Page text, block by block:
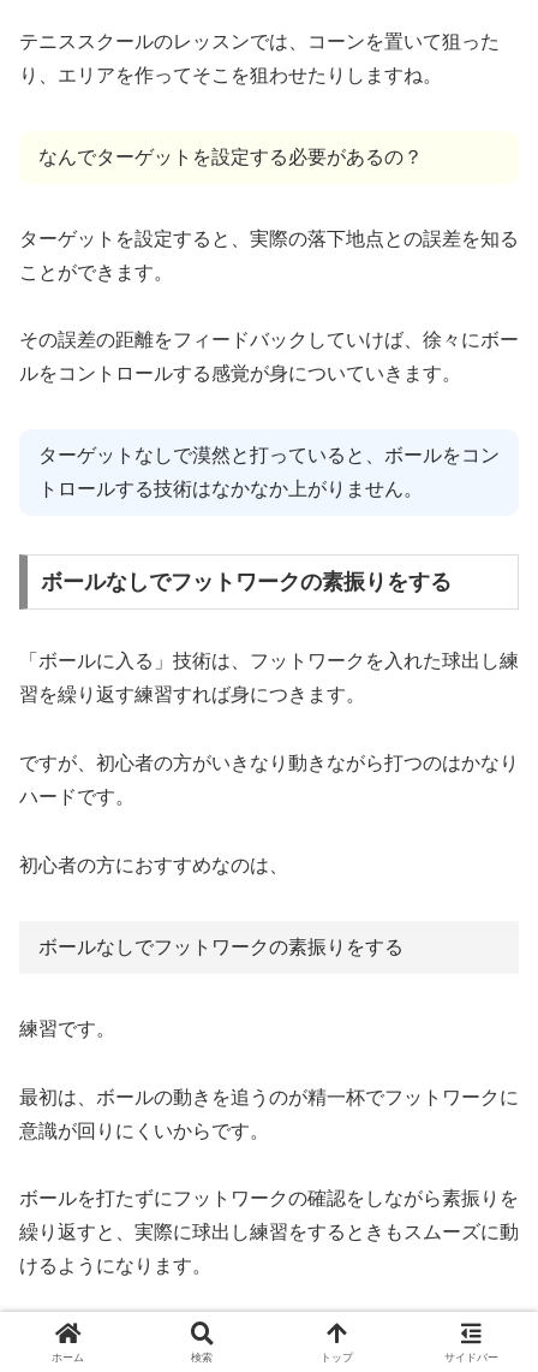
テニススクールのレッスンでは、コーンを置いて狙った
り、エリアを作ってそこを狙わせたりしますね。
なんでターゲットを設定する必要があるの？
ターゲットを設定すると、実際の落下地点との誤差を知る
ことができます。
その誤差の距離をフィードバックしていけば、徐々にボー
ルをコントロールする感覚が身についていきます。
ターゲットなしで漠然と打っていると、ボールをコン
トロールする技術はなかなか上がりません。
ボールなしでフットワークの素振りをする
「ボールに入る」技術は、フットワークを入れた球出し練
習を繰り返す練習すれば身につきます。
ですが、初心者の方がいきなり動きながら打つのはかなり
ハードです。
初心者の方におすすめなのは、
ボールなしでフットワークの素振りをする
練習です。
最初は、ボールの動きを追うのが精一杯でフットワークに
意識が回りにくいからです。
ボールを打たずにフットワークの確認をしながら素振りを
繰り返すと、実際に球出し練習をするときもスムーズに動
けるようになります。
テニススクールのレッスンでも、球出し練習をする前に一
ホーム 検索 トップ サイドバー